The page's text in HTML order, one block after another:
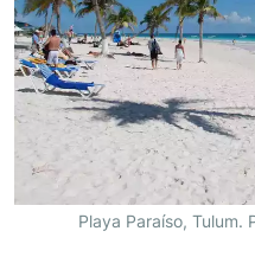
Playa Paraíso, Tulum.